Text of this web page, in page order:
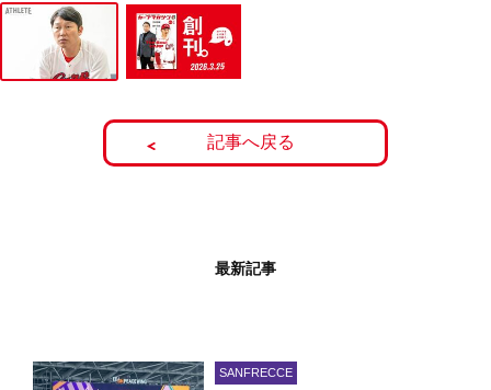
記事へ戻る
最新記事
SANFRECCE